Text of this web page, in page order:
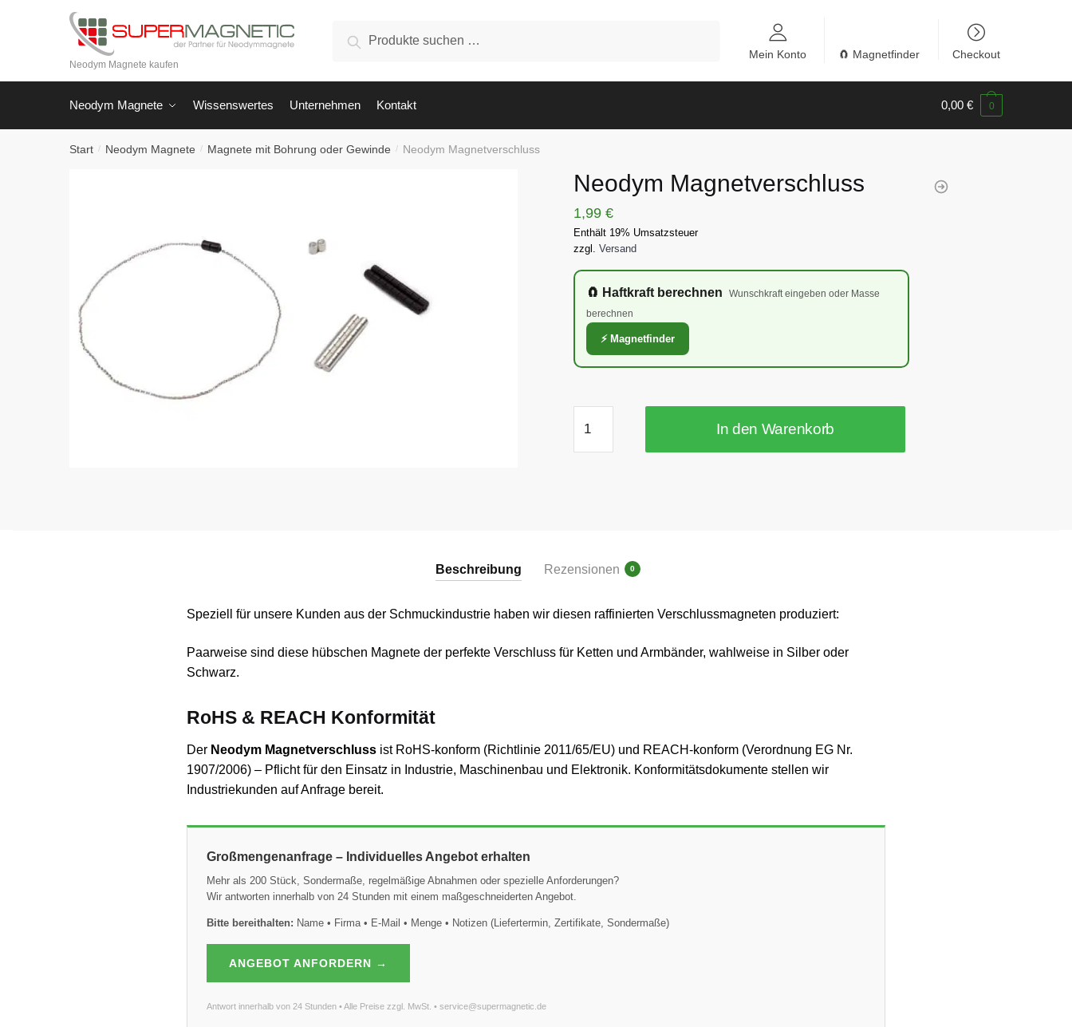
Neodym Magnete kaufen
nach:
Suchen
Mein Konto 🧲 Magnetfinder Checkout
Neodym Magnete Wissenswertes Unternehmen Kontakt 0,00 € 0
Start / Neodym Magnete / Magnete mit Bohrung oder Gewinde / Neodym Magnetverschluss
Neodym Magnetverschluss
1,99 €
Enthält 19% Umsatzsteuer
zzgl. Versand
🧲 Haftkraft berechnen
Wunschkraft eingeben oder Masse
berechnen
⚡ Magnetfinder
Magnetverschluss
Menge
In den Warenkorb
Beschreibung Rezensionen 0
Speziell für unsere Kunden aus der Schmuckindustrie haben wir diesen raffinierten Verschlussmagneten produziert:
Paarweise sind diese hübschen Magnete der perfekte Verschluss für Ketten und Armbänder, wahlweise in Silber oder
Schwarz.
RoHS & REACH Konformität
Der Neodym Magnetverschlussist RoHS-konform (Richtlinie 2011/65/EU) und REACH-konform (Verordnung EG Nr.
1907/2006) – Pflicht für den Einsatz in Industrie, Maschinenbau und Elektronik. Konformitätsdokumente stellen wir
Industriekunden auf Anfrage bereit.
Großmengenanfrage – Individuelles Angebot erhalten
Mehr als 200 Stück, Sondermaße, regelmäßige Abnahmen oder spezielle Anforderungen?
Wir antworten innerhalb von 24 Stunden mit einem maßgeschneiderten Angebot.
Bitte bereithalten: Name • Firma • E-Mail • Menge • Notizen (Liefertermin, Zertifikate, Sondermaße)
ANGEBOT ANFORDERN →
Antwort innerhalb von 24 Stunden • Alle Preise zzgl. MwSt. • service@supermagnetic.de